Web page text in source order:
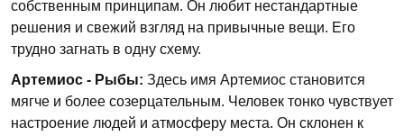
собственным принципам. Он любит нестандартные
решения и свежий взгляд на привычные вещи. Его
трудно загнать в одну схему.
Артемиос - Рыбы: Здесь имя Артемиос становится
мягче и более созерцательным. Человек тонко чувствует
настроение людей и атмосферу места. Он склонен к